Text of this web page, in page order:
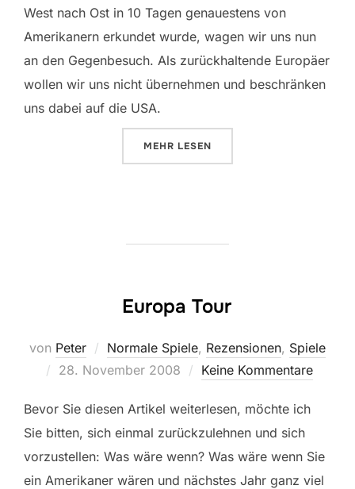
West nach Ost in 10 Tagen genauestens von
Amerikanern erkundet wurde, wagen wir uns nun
an den Gegenbesuch. Als zurückhaltende Europäer
wollen wir uns nicht übernehmen und beschränken
uns dabei auf die USA.
MEHR ÜBER „TEN DAYS IN THE USA“
LESEN
Europa Tour
von Peter Normale Spiele, Rezensionen, Spiele
Veröffentlicht
28. November 2008 Keine Kommentare
Bevor Sie diesen Artikel weiterlesen, möchte ich
Sie bitten, sich einmal zurückzulehnen und sich
vorzustellen: Was wäre wenn? Was wäre wenn Sie
ein Amerikaner wären und nächstes Jahr ganz viel